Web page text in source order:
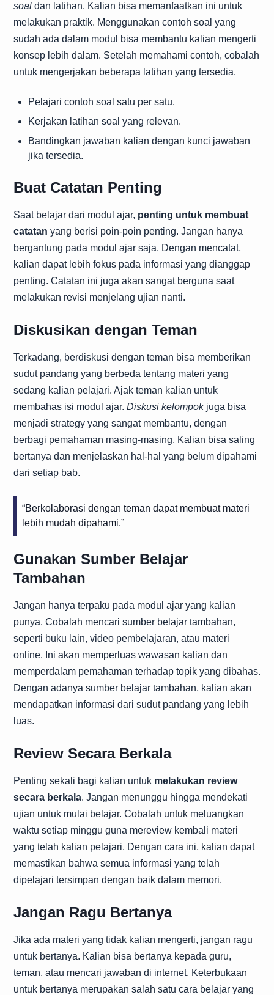
soal dan latihan. Kalian bisa memanfaatkan ini untuk
melakukan praktik. Menggunakan contoh soal yang
sudah ada dalam modul bisa membantu kalian mengerti
konsep lebih dalam. Setelah memahami contoh, cobalah
untuk mengerjakan beberapa latihan yang tersedia.
Pelajari contoh soal satu per satu.
Kerjakan latihan soal yang relevan.
Bandingkan jawaban kalian dengan kunci jawaban
jika tersedia.
Buat Catatan Penting
Saat belajar dari modul ajar, penting untuk membuat
catatan yang berisi poin-poin penting. Jangan hanya
bergantung pada modul ajar saja. Dengan mencatat,
kalian dapat lebih fokus pada informasi yang dianggap
penting. Catatan ini juga akan sangat berguna saat
melakukan revisi menjelang ujian nanti.
Diskusikan dengan Teman
Terkadang, berdiskusi dengan teman bisa memberikan
sudut pandang yang berbeda tentang materi yang
sedang kalian pelajari. Ajak teman kalian untuk
membahas isi modul ajar. Diskusi kelompokjuga bisa
menjadi strategy yang sangat membantu, dengan
berbagi pemahaman masing-masing. Kalian bisa saling
bertanya dan menjelaskan hal-hal yang belum dipahami
dari setiap bab.
“Berkolaborasi dengan teman dapat membuat materi
lebih mudah dipahami.”
Gunakan Sumber Belajar
Tambahan
Jangan hanya terpaku pada modul ajar yang kalian
punya. Cobalah mencari sumber belajar tambahan,
seperti buku lain, video pembelajaran, atau materi
online. Ini akan memperluas wawasan kalian dan
memperdalam pemahaman terhadap topik yang dibahas.
Dengan adanya sumber belajar tambahan, kalian akan
mendapatkan informasi dari sudut pandang yang lebih
luas.
Review Secara Berkala
Penting sekali bagi kalian untuk melakukan review
secara berkala. Jangan menunggu hingga mendekati
ujian untuk mulai belajar. Cobalah untuk meluangkan
waktu setiap minggu guna mereview kembali materi
yang telah kalian pelajari. Dengan cara ini, kalian dapat
memastikan bahwa semua informasi yang telah
dipelajari tersimpan dengan baik dalam memori.
Jangan Ragu Bertanya
Jika ada materi yang tidak kalian mengerti, jangan ragu
untuk bertanya. Kalian bisa bertanya kepada guru,
teman, atau mencari jawaban di internet. Keterbukaan
untuk bertanya merupakan salah satu cara belajar yang